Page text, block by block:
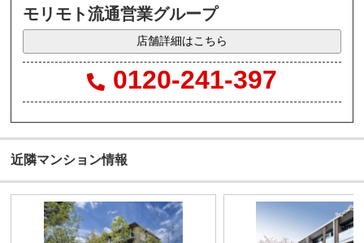
モリモト流通営業グループ
店舗詳細はこちら
0120-241-397
近隣マンション情報